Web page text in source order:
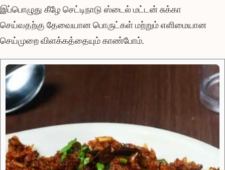
இப்பொழுது கீழே செட்டிநாடு ஸ்டைல் மட்டன் சுக்கா
செய்வதற்கு தேவையான பொருட்கள் மற்றும் எளிமையான
செய்முறை விளக்கத்தையும் காண்போம்.